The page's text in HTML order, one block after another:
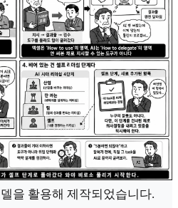
을 활용해 제작되었습니다.